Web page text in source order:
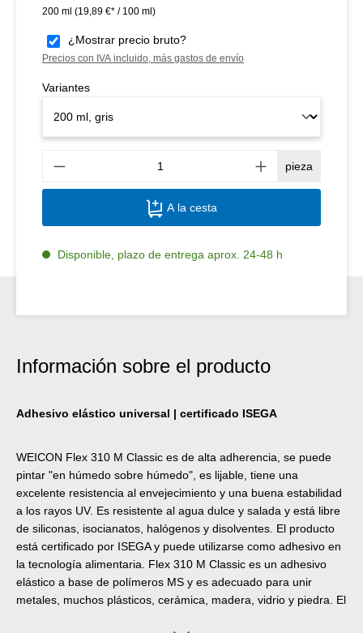
200 ml (19,89 €* / 100 ml)
¿Mostrar precio bruto?
Precios con IVA incluido, más gastos de envío
Variantes
pieza
A la cesta
Disponible, plazo de entrega aprox. 24-48 h
Información sobre el producto
Adhesivo elástico universal | certificado ISEGA
WEICON Flex 310 M Classic es de alta adherencia, se puede
pintar "en húmedo sobre húmedo", es lijable, tiene una
excelente resistencia al envejecimiento y una buena estabilidad
a los rayos UV. Es resistente al agua dulce y salada y está libre
de siliconas, isocianatos, halógenos y disolventes. El producto
está certificado por ISEGA y puede utilizarse como adhesivo en
la tecnología alimentaria. Flex 310 M Classic es un adhesivo
elástico a base de polímeros MS y es adecuado para unir
metales, muchos plásticos, cerámica, madera, vidrio y piedra. El